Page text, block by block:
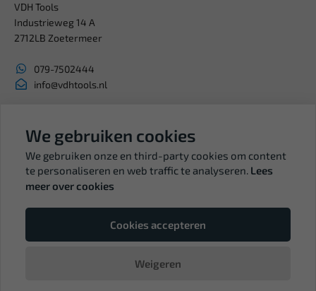
VDH Tools
Industrieweg 14 A
2712LB Zoetermeer
079-7502444
info@vdhtools.nl
BTW: NL819958657B01
We gebruiken cookies
We gebruiken onze en third-party cookies om content
te personaliseren en web traffic te analyseren. Lees
meer over cookies
Cookies accepteren
Weigeren